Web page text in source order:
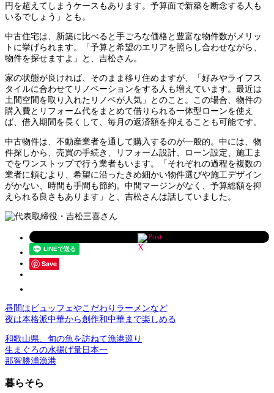
円を超えてしまうケースもあります。予算面で新築を断念する人も
いるでしょう」とも。
中古住宅は、新築に比べると手ごろな価格と豊富な物件数がメリッ
トに挙げられます。「予算と希望のエリアを照らし合わせながら、
物件を探せますよ」と、吉松さん。
家の状態が良ければ、そのまま移り住めますが、「好みやライフス
タイルに合わせてリノベーションをする人も増えています。最近は
土間空間を取り入れたリノベが人気」とのこと。この場合、物件の
購入費とリフォーム代をまとめて借りられる一体型ローンを使え
ば、借入期間を長くして、毎月の返済額を抑えることも可能です。
中古物件は、不動産業者を通して購入するのが一般的。中には、物
件探しから、売買の手続き、リフォーム設計、ローン設定、施工ま
でをワンストップで行う業者もいます。「それぞれの過程を複数の
業者に頼むより、希望に沿ったきめ細かい物件選びや施工デザイン
がかない、時間も手間も節約。中間マージンがなく、予算総額を抑
えられる良さもあります」と、吉松さんは話していました。
Post
Save
昼間はビュッフェやこだわりラーメンなど
夜は本格派中華から創作和中華まで楽しめる
和歌山県、旬の魚を訪ねて漁港巡り
生まぐろの水揚げ量日本一
那智勝浦漁港
暮らそら